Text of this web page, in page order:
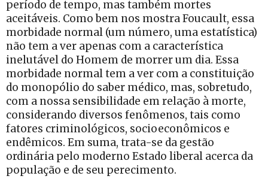
período de tempo, mas também mortes
aceitáveis. Como bem nos mostra Foucault, essa
morbidade normal (um número, uma estatística)
não tem a ver apenas com a característica
inelutável do Homem de morrer um dia. Essa
morbidade normal tem a ver com a constituição
do monopólio do saber médico, mas, sobretudo,
com a nossa sensibilidade em relação à morte,
considerando diversos fenômenos, tais como
fatores criminológicos, socioeconômicos e
endêmicos. Em suma, trata-se da gestão
ordinária pelo moderno Estado liberal acerca da
população e de seu perecimento.